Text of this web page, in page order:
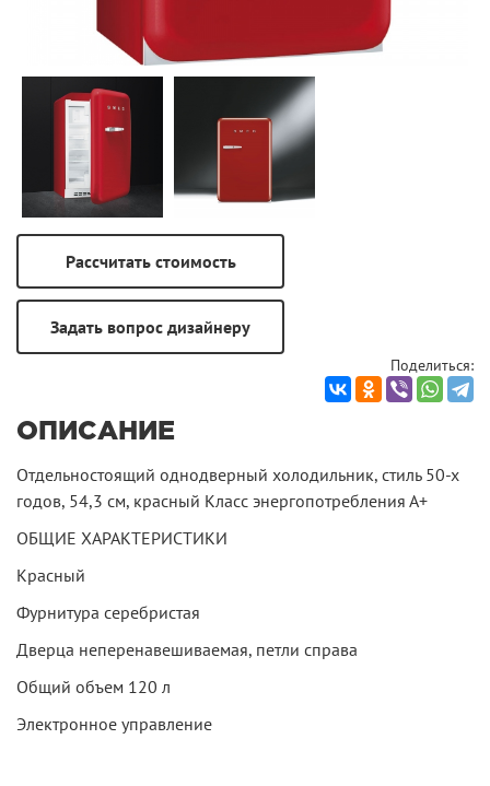
Поделиться:
ОПИСАНИЕ
Отдельностоящий однодверный холодильник, стиль 50-х
годов, 54,3 см, красный Класс энергопотребления А+
ОБЩИЕ ХАРАКТЕРИСТИКИ
Красный
Фурнитура серебристая
Дверца неперенавешиваемая, петли справа
Общий объем 120 л
Электронное управление